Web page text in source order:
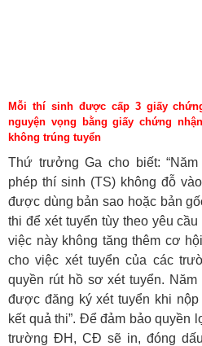
Mỗi thí sinh được cấp 3 giấy
nguyện vọng bằng giấy chứng
không trúng tuyển
Thứ trưởng Ga cho biết:
phép thí sinh (TS) không đỗ
được dùng bản sao hoặc bản
thi để xét tuyển tùy theo yêu
việc này không tăng thêm cơ
cho việc xét tuyển của các
quyền rút hồ sơ xét tuyển.
được đăng ký xét tuyển khi
kết quả thi”. Để đảm bảo quyền
trường ĐH, CĐ sẽ in, đóng